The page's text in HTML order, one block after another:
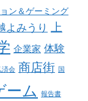
ン＆ゲーミング
よみうり
上
企業家 体験
済会 商店街 国
ーム 報告書